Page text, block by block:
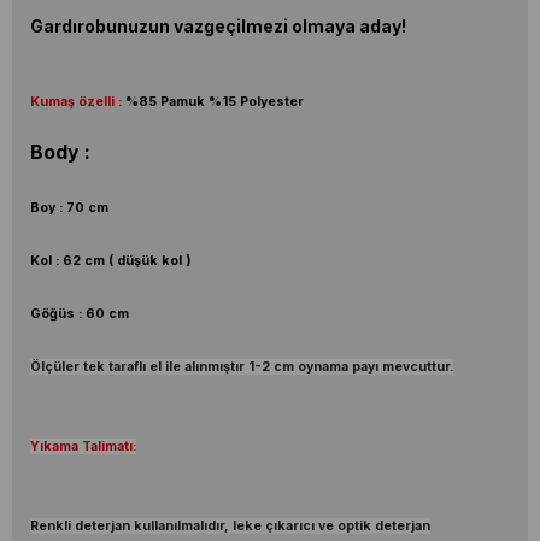
Gardırobunuzun vazgeçilmezi olmaya aday!
Kumaş özelli : %85 Pamuk %15 Polyester
Body :
Boy : 70 cm
Kol : 62 cm ( düşük kol )
Göğüs : 60 cm
Ölçüler tek taraflı el ile alınmıştır 1-2 cm oynama payı mevcuttur.
Yıkama Talimatı:
Renkli deterjan kullanılmalıdır, leke çıkarıcı ve optik deterjan